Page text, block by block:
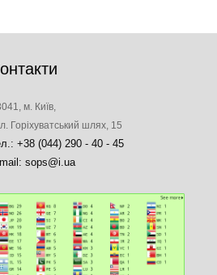
м. Київ,
Горіхуватський шлях, 15
+38 (044) 290 - 40 - 45
sops@i.ua